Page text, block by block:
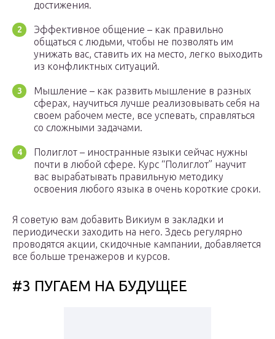
достижения.
Эффективное общение – как правильно
общаться с людьми, чтобы не позволять им
унижать вас, ставить их на место, легко выходить
из конфликтных ситуаций.
Мышление – как развить мышление в разных
сферах, научиться лучше реализовывать себя на
своем рабочем месте, все успевать, справляться
со сложными задачами.
Полиглот – иностранные языки сейчас нужны
почти в любой сфере. Курс “Полиглот” научит
вас вырабатывать правильную методику
освоения любого языка в очень короткие сроки.
Я советую вам добавить Викиум в закладки и
периодически заходить на него. Здесь регулярно
проводятся акции, скидочные кампании, добавляется
все больше тренажеров и курсов.
#3 ПУГАЕМ НА БУДУЩЕЕ